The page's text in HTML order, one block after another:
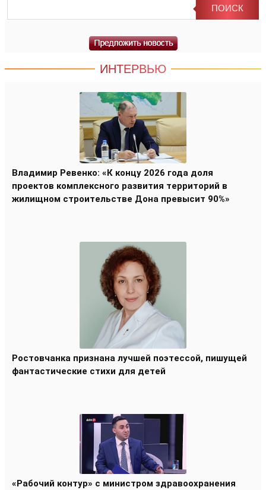
ИНТЕРВЬЮ
Владимир Ревенко: «К концу 2026 года доля
проектов комплексного развития территорий в
жилищном строительстве Дона превысит 90%»
Ростовчанка признана лучшей поэтессой, пишущей
фантастические стихи для детей
«Рабочий контур» с министром здравоохранения